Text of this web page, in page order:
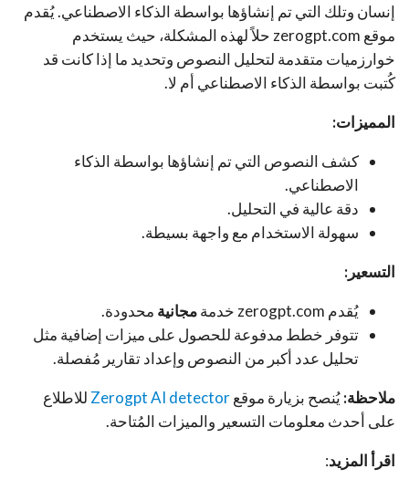
إنسان وتلك التي تم إنشاؤها بواسطة الذكاء الاصطناعي. يُقدم
موقع zerogpt.com حلاً لهذه المشكلة، حيث يستخدم
خوارزميات متقدمة لتحليل النصوص وتحديد ما إذا كانت قد
كُتبت بواسطة الذكاء الاصطناعي أم لا.
المميزات:
كشف النصوص التي تم إنشاؤها بواسطة الذكاء
الاصطناعي.
دقة عالية في التحليل.
سهولة الاستخدام مع واجهة بسيطة.
التسعير:
يُقدم zerogpt.com خدمة مجانية محدودة.
تتوفر خطط مدفوعة للحصول على ميزات إضافية مثل
تحليل عدد أكبر من النصوص وإعداد تقارير مُفصلة.
ملاحظة:يُنصح بزيارة موقعZerogpt AI detector للاطلاع
على أحدث معلومات التسعير والميزات المُتاحة.
اقرأ المزيد: